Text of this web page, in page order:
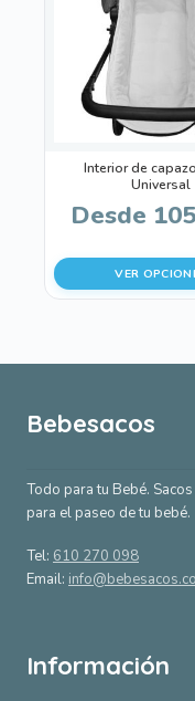
Interior de
Universal
Desde
VER
múltiples
variantes.
opciones
elegir
página
de
Bebesacos
Todo para tu Bebé.
para el paseo de tu bebé.
Tel: 610 270 098
Email:
Información